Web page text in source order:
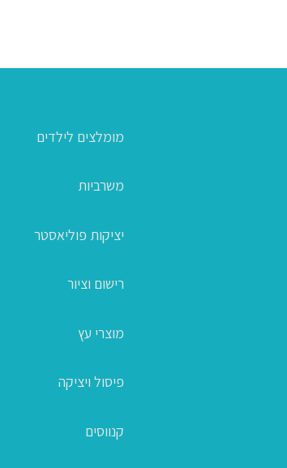
מומלצים לילדים
משרביות
יציקות פוליאסטר
רישום וציור
מוצרי עץ
פיסול ויציקה
קנווסים